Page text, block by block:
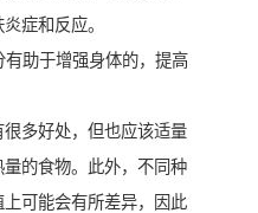
症和反应。
助于增强身体的，提高
多好处，但也应该适量
的食物。此外，不同种
可能会有所差异，因此